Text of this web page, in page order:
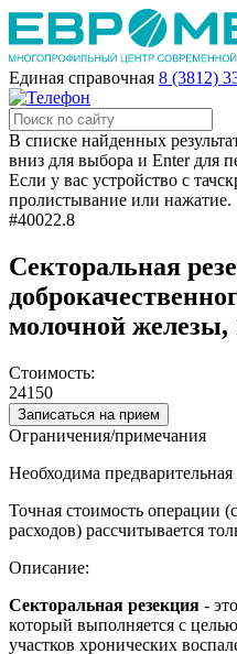
Единая справочная 8 (3812)
В списке найденных
вниз для выбора и Enter для
Если у вас устройство с
пролистывание или нажатие.
#40022.8
Секторальная
молочной железы,
Стоимость:
24150
Записаться на прием
Ограничения/примечания
Необходима
Точная стоимость операции
расходов) рассчитывается
Описание:
Секторальная резекция -
который выполняется с
участков хронических